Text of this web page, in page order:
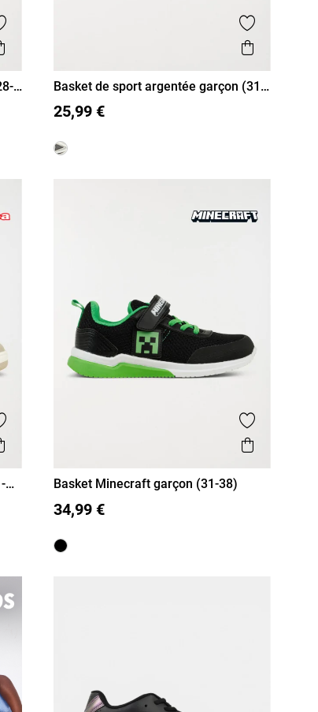
aux favoris
Aperçu rapide Ajouter
Aperçu
31 32 33 34 35 36 37
Basket de sport argentée garçon (31-
25,99 €
aux favoris
Aperçu rapide Ajouter
Aperçu
31 32 33 34 35 36 37
Basket Minecraft garçon (31-38)
34,99 €